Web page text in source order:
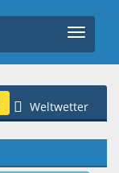
Weltwetter